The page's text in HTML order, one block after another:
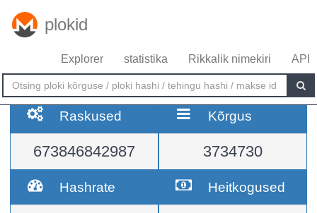
plokid
Explorer statistika Rikkalik nimekiri API
Raskused
673846842987
Kõrgus
3734730
Hashrate Heitkogused